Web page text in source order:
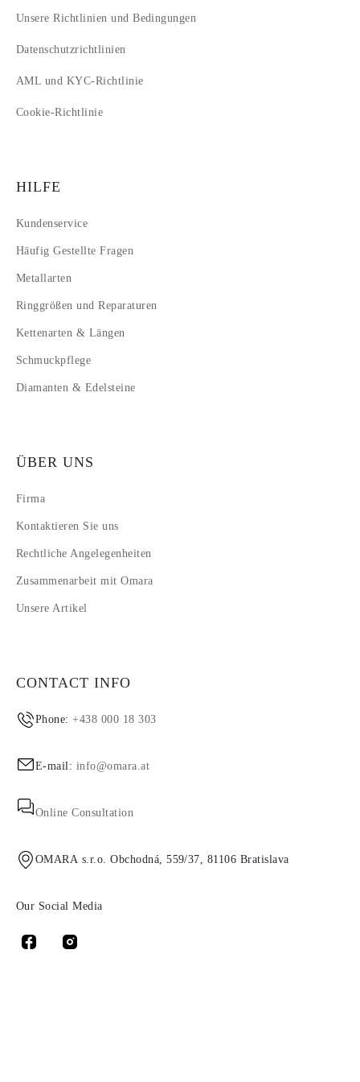
Unsere Richtlinien und Bedingungen
Datenschutzrichtlinien
AML und KYC-Richtlinie
Cookie-Richtlinie
HILFE
Kundenservice
Häufig Gestellte Fragen
Metallarten
Ringgrößen und Reparaturen
Kettenarten & Längen
Schmuckpflege
Diamanten & Edelsteine
ÜBER UNS
Firma
Kontaktieren Sie uns
Rechtliche Angelegenheiten
Zusammenarbeit mit Omara
Unsere Artikel
CONTACT INFO
Phone:+438 000 18 303
E-mail: info@omara.at
Online Consultation
OMARA s.r.o. Obchodná, 559/37, 81106 Bratislava
Our Social Media